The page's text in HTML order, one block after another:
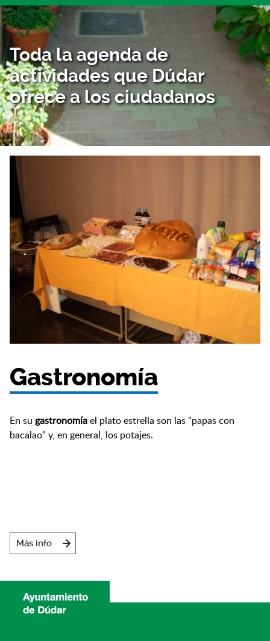
Toda la agenda de
actividades que Dúdar
ofrece a los ciudadanos
Gastronomía
En su gastronomíael plato estrella son las "papas con
bacalao" y, en general, los potajes.
Más info